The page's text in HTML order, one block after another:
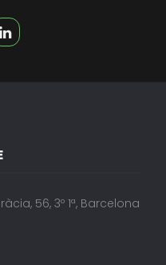
56, 3º 1ª, Barcelona